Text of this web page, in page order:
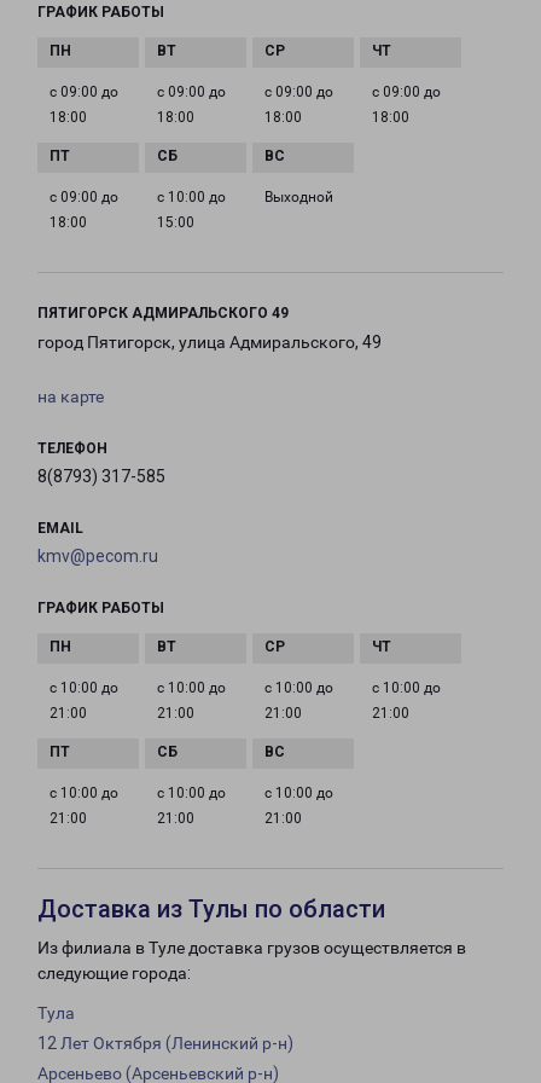
ГРАФИК РАБОТЫ
с 09:00 до
18:00
с 09:00 до
18:00
с 09:00 до
18:00
с 09:00 до
18:00
с 09:00 до
18:00
с 10:00 до
15:00
Выходной
ПЯТИГОРСК АДМИРАЛЬСКОГО 49
город Пятигорск, улица Адмиральского, 49
на карте
ТЕЛЕФОН
8(8793) 317-585
EMAIL
kmv@pecom.ru
ГРАФИК РАБОТЫ
с 10:00 до
21:00
с 10:00 до
21:00
с 10:00 до
21:00
с 10:00 до
21:00
с 10:00 до
21:00
с 10:00 до
21:00
с 10:00 до
21:00
Доставка из Тулы по области
Из филиала в Туле доставка грузов осуществляется в
следующие города:
Тула
12 Лет Октября (Ленинский р-н)
Арсеньево (Арсеньевский р-н)